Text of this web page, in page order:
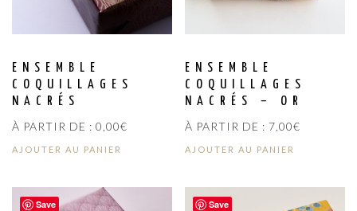
ENSEMBLE
COQUILLAGES
NACRÉS
À PARTIR DE : 0,00€
AJOUTER AU PANIER
ENSEMBLE
COQUILLAGES
NACRÉS – OR
À PARTIR DE : 7,00€
AJOUTER AU PANIER
Save Save